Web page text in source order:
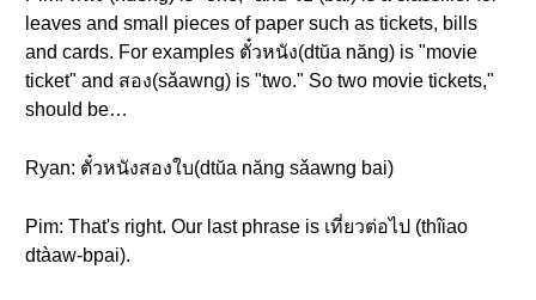
leaves and small pieces of paper such as tickets, bills
and cards. For examples ตั๋วหนัง(dtŭa năng) is "movie
ticket" and สอง(sǎawng) is "two." So two movie tickets,"
should be…
Ryan: ตั๋วหนังสองใบ(dtŭa năng sǎawng bai)
Pim: That's right. Our last phrase is เที่ยวต่อไป (thîiao
dtàaw-bpai).